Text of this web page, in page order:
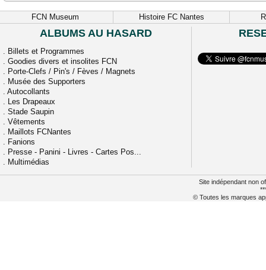
FCN Museum Histoire FC Nantes
ALBUMS AU HASARD
Billets et Programmes
Goodies divers et insolites FCN
Porte-Clefs / Pin's / Fèves / Magnets
Musée des Supporters
Autocollants
Les Drapeaux
Stade Saupin
Vêtements
Maillots FCNantes
Fanions
Presse - Panini - Livres - Cartes Pos...
Multimédias
Site indépendant non
© Toutes les marques